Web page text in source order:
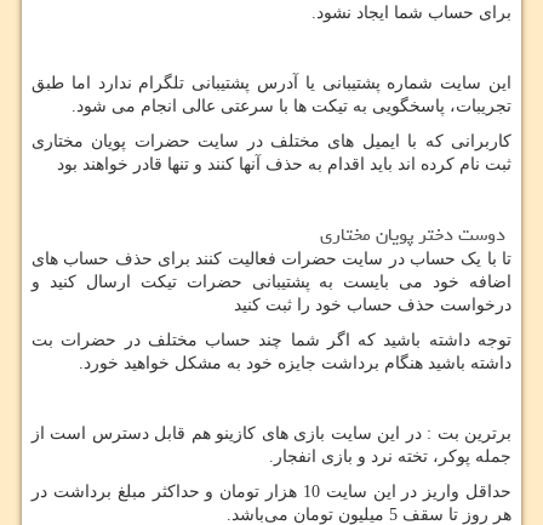
برای حساب شما ایجاد نشود.
این سایت شماره پشتیبانی یا آدرس پشتیبانی تلگرام ندارد اما طبق
تجریبات، پاسخگویی به تیکت‌ ها با سرعتی عالی انجام می‌ شود.
کاربرانی که با ایمیل های‌‌ مختلف در سایت حضرات پویان مختاری
ثبت نام کرده اند باید اقدام به حذف آنها کنند و تنها قادر خواهند بود
دوست دختر پویان مختاری
تا با یک حساب در سایت حضرات فعالیت کنند برای حذف حساب های‌‌
اضافه خود می بایست به پشتیبانی حضرات تیکت ارسال کنید و
درخواست حذف حساب خود را ثبت کنید
توجه داشته باشید که اگر شما چند حساب مختلف در حضرات بت
داشته باشید هنگام برداشت جایزه خود به مشکل خواهید خورد.
برترین بت : در این سایت بازی‌ های‌‌ کازینو هم قابل دسترس است از
جمله پوکر، تخته نرد و بازی انفجار.
حداقل واریز در این سایت 10 هزار تومان و حداکثر مبلغ برداشت در
هر روز تا سقف 5 میلیون تومان می‌باشد.